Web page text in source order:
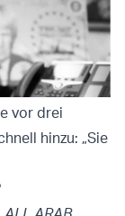
vor drei
hinzu: „Sie